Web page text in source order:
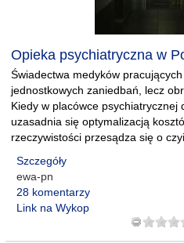
Opieka psychiatryczna w
Świadectwa medyków
jednostkowych zaniedbań, lecz
Kiedy w placówce psychiatrycznej
uzasadnia się optymalizacją
rzeczywistości przesądza się o
Szczegóły
ewa-pn
28 komentarzy
Link na Wykop